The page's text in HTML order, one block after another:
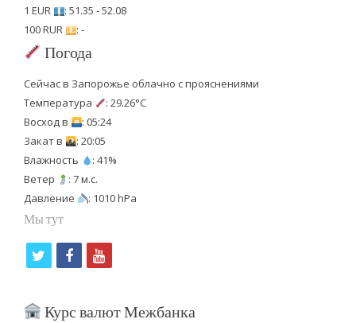
1 EUR
: 51.35 - 52.08
100 RUR
: -
Погода
Сейчас в Запорожье облачно с прояснениями
Температура
: 29.26°C
Восход в
: 05:24
Закат в
: 20:05
Влажность
: 41%
Ветер
: 7 м.с.
Давление
: 1010 hPa
Мы тут
i
f
c
y
u
Курс валют Межбанка